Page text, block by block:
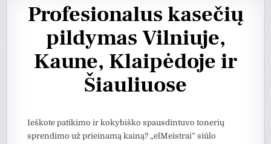
Profesionalus kasečių
pildymas Vilniuje,
Kaune, Klaipėdoje ir
Šiauliuose
Ieškote patikimo ir kokybiško spausdintuvo tonerių
sprendimo už prieinamą kainą? „elMeistrai” siūlo